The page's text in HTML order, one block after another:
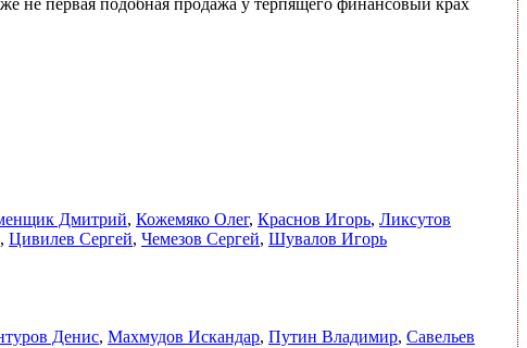
не первая подобная продажа у терпящего финансовый крах
Дмитрий, Кожемяко Олег, Краснов Игорь, Ликсутов
, Цивилев Сергей, Чемезов Сергей, Шувалов Игорь
Денис, Махмудов Искандар, Путин Владимир, Савельев